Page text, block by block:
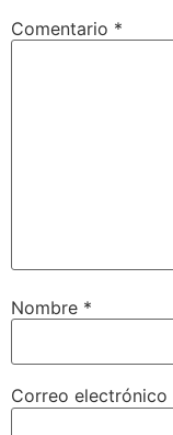
Comentario *
Nombre *
Correo electrónico